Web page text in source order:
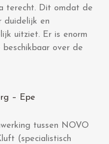
terecht. Dit omdat de
duidelijk en
uitziet. Er is enorm
over de
– Epe
tussen NOVO
(specialistisch